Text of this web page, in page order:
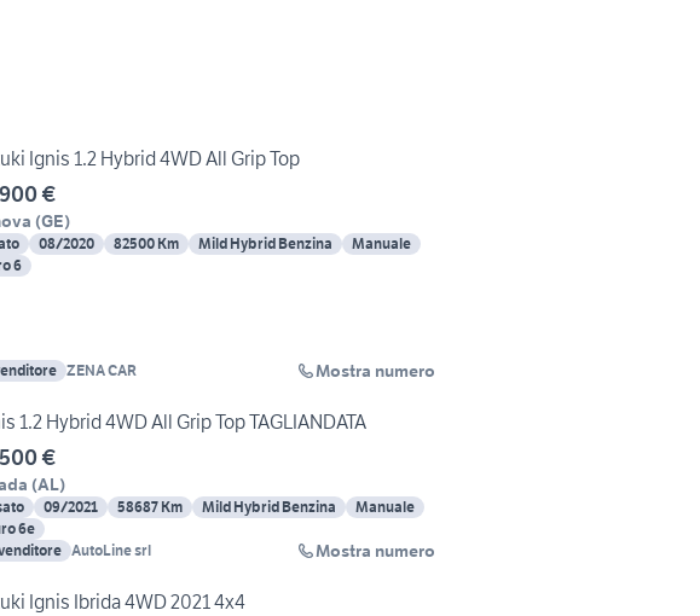
Ignis 1.2 Hybrid 4WD All Grip Top
€
(GE)
08/2020 82500 Km Mild Hybrid Benzina
Manuale
6
ZENA CAR Mostra numero
1.2 Hybrid 4WD All Grip Top TAGLIANDATA
€
(AL)
09/2021 58687 Km Mild Hybrid Benzina
Manuale
6e
AutoLine srl Mostra numero
Suzuki Ignis Ibrida 4WD 2021 4x4